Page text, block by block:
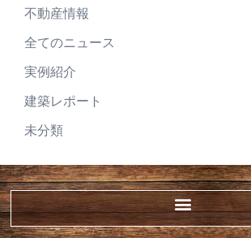
不動産情報
全てのニュース
実例紹介
建築レポート
未分類